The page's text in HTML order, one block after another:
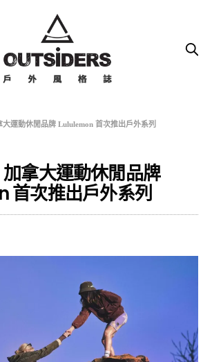
運動休閒品牌 Lululemon 首次推出戶外系列
拿大運動休閒品牌
首次推出戶外系列